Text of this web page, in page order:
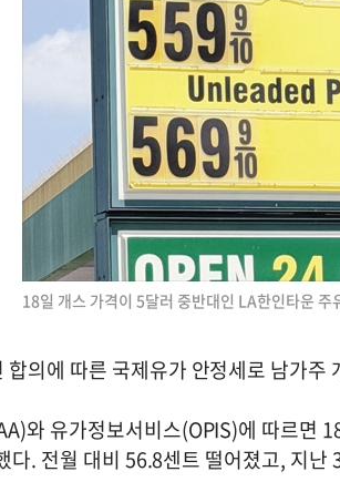
18일 개스 가격이 5달러 중반대인 LA한인타운 주
합의에 따른 국제유가 안정세로 남가
와 유가정보서비스(OPIS)에 따르면
다. 전월 대비 56.8센트 떨어졌고, 지난